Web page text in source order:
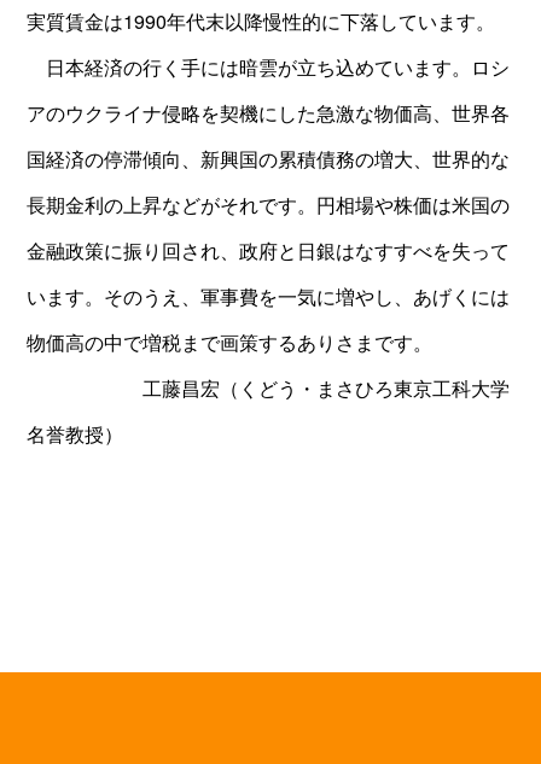
実質賃金は1990年代末以降慢性的に下落しています。
日本経済の行く手には暗雲が立ち込めています。ロシ
アのウクライナ侵略を契機にした急激な物価高、世界各
国経済の停滞傾向、新興国の累積債務の増大、世界的な
長期金利の上昇などがそれです。円相場や株価は米国の
金融政策に振り回され、政府と日銀はなすすべを失って
います。そのうえ、軍事費を一気に増やし、あげくには
物価高の中で増税まで画策するありさまです。
工藤昌宏（くどう・まさひろ東京工科大学
名誉教授）